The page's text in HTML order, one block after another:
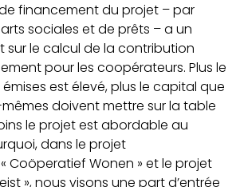
financement du projet – par
sociales et de prêts – a un
le calcul de la contribution
pour les coopérateurs. Plus le
est élevé, plus le capital que
doivent mettre sur la table
le projet est abordable au
dans le projet
Coöperatief Wonen » et le projet
», nous visons une part d’entrée